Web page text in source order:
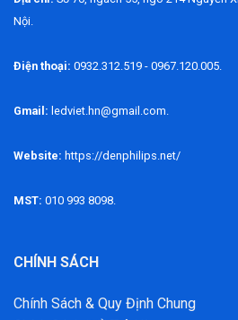
Nội.
Điện thoại: 0932.312.519 - 0967.120.005.
Gmail: ledviet.hn@gmail.com.
Website: https://denphilips.net/
MST: 010 993 8098.
CHÍNH SÁCH
Chính Sách & Quy Định Chung